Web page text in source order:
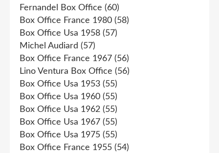
Fernandel Box Office (60)
Box Office France 1980 (58)
Box Office Usa 1958 (57)
Michel Audiard (57)
Box Office France 1967 (56)
Lino Ventura Box Office (56)
Box Office Usa 1953 (55)
Box Office Usa 1960 (55)
Box Office Usa 1962 (55)
Box Office Usa 1967 (55)
Box Office Usa 1975 (55)
Box Office France 1955 (54)